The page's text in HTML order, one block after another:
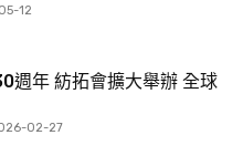
12
週年 紡拓會擴大舉辦 全球
02-27